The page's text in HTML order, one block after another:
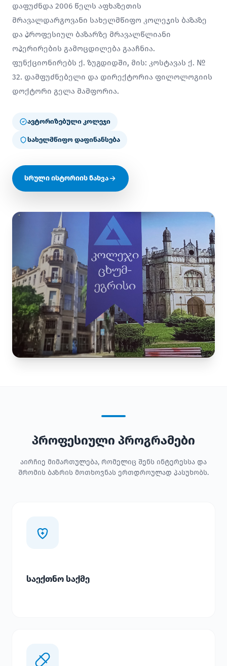
დაფუძნდა 2006 წელს აფხაზეთის
მრავალდარგოვანი სახელმწიფო კოლეჯის ბაზაზე
და პროფესიულ ბაზარზე მრავალწლიანი
ოპერირების გამოცდილება გააჩნია.
ფუნქციონირებს ქ. ზუგდიდში, მის: კოსტავას ქ. №
32. დამფუძნებელი და დირექტორია ფილოლოგიის
დოქტორი გელა მამფორია.
ავტორიზებული კოლეჯი
სახელმწიფო დაფინანსება
სრული ისტორიის ნახვა
პროფესიული პროგრამები
აირჩიე მიმართულება, რომელიც შენს ინტერესსა და
შრომის ბაზრის მოთხოვნას ერთდროულად პასუხობს.
საექთნო საქმე